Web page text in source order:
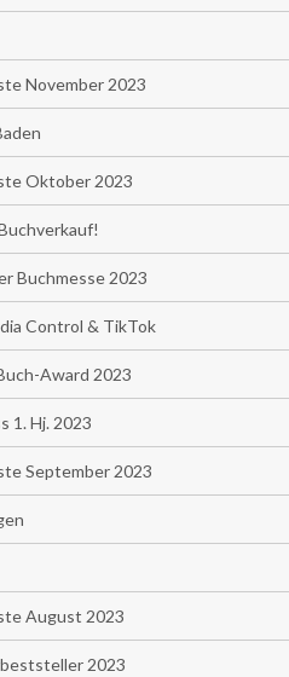
November 2023
Oktober 2023
Buchmesse 2023
Control & TikTok
Award 2023
1. Hj. 2023
September 2023
August 2023
2023